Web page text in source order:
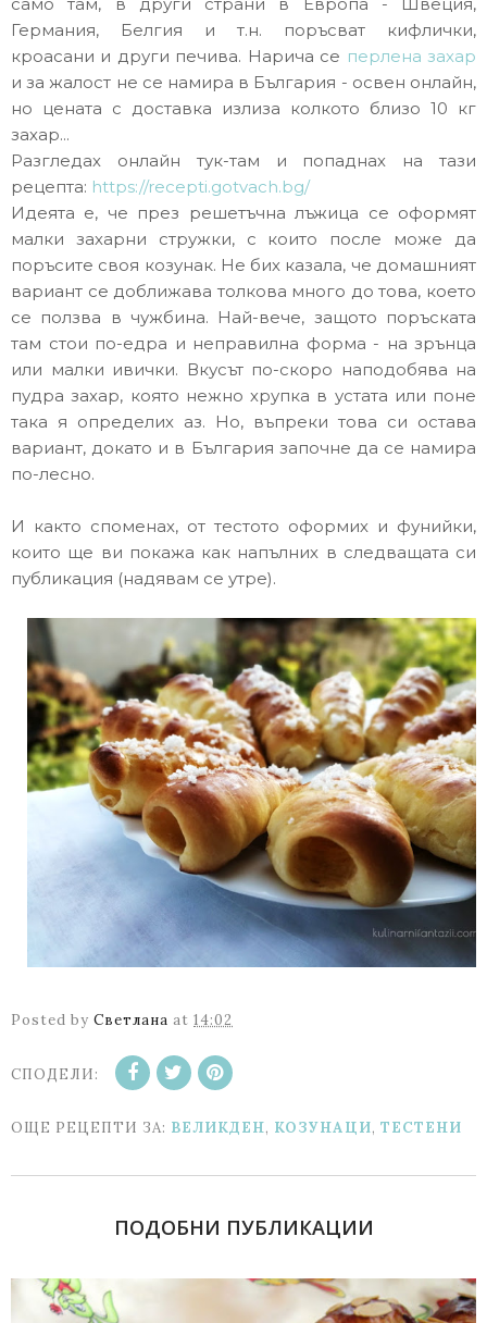
само там, в други страни в Европа - Швеция,
Германия, Белгия и т.н. поръсват кифлички,
кроасани и други печива. Нарича се перлена захар
и за жалост не се намира в България - освен онлайн,
но цената с доставка излиза колкото близо 10 кг
захар...
Разгледах онлайн тук-там и попаднах на тази
рецепта: https://recepti.gotvach.bg/
Идеята е, че през решетъчна лъжица се оформят
малки захарни стружки, с които после може да
поръсите своя козунак. Не бих казала, че домашният
вариант се доближава толкова много до това, което
се ползва в чужбина. Най-вече, защото поръската
там стои по-едра и неправилна форма - на зрънца
или малки ивички. Вкусът по-скоро наподобява на
пудра захар, която нежно хрупка в устата или поне
така я определих аз. Но, въпреки това си остава
вариант, докато и в България започне да се намира
по-лесно.
И както споменах, от тестото оформих и фунийки,
които ще ви покажа как напълних в следващата си
публикация (надявам се утре).
Posted by Светлана at 14:02
СПОДЕЛИ:
ОЩЕ РЕЦЕПТИ ЗА: ВЕЛИКДЕН, КОЗУНАЦИ, ТЕСТЕНИ
ПОДОБНИ ПУБЛИКАЦИИ